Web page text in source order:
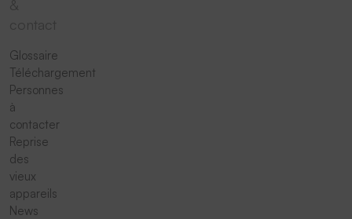
Glossaire
Téléchargement
Personnes
à
contacter
Reprise
des
vieux
appareils
News